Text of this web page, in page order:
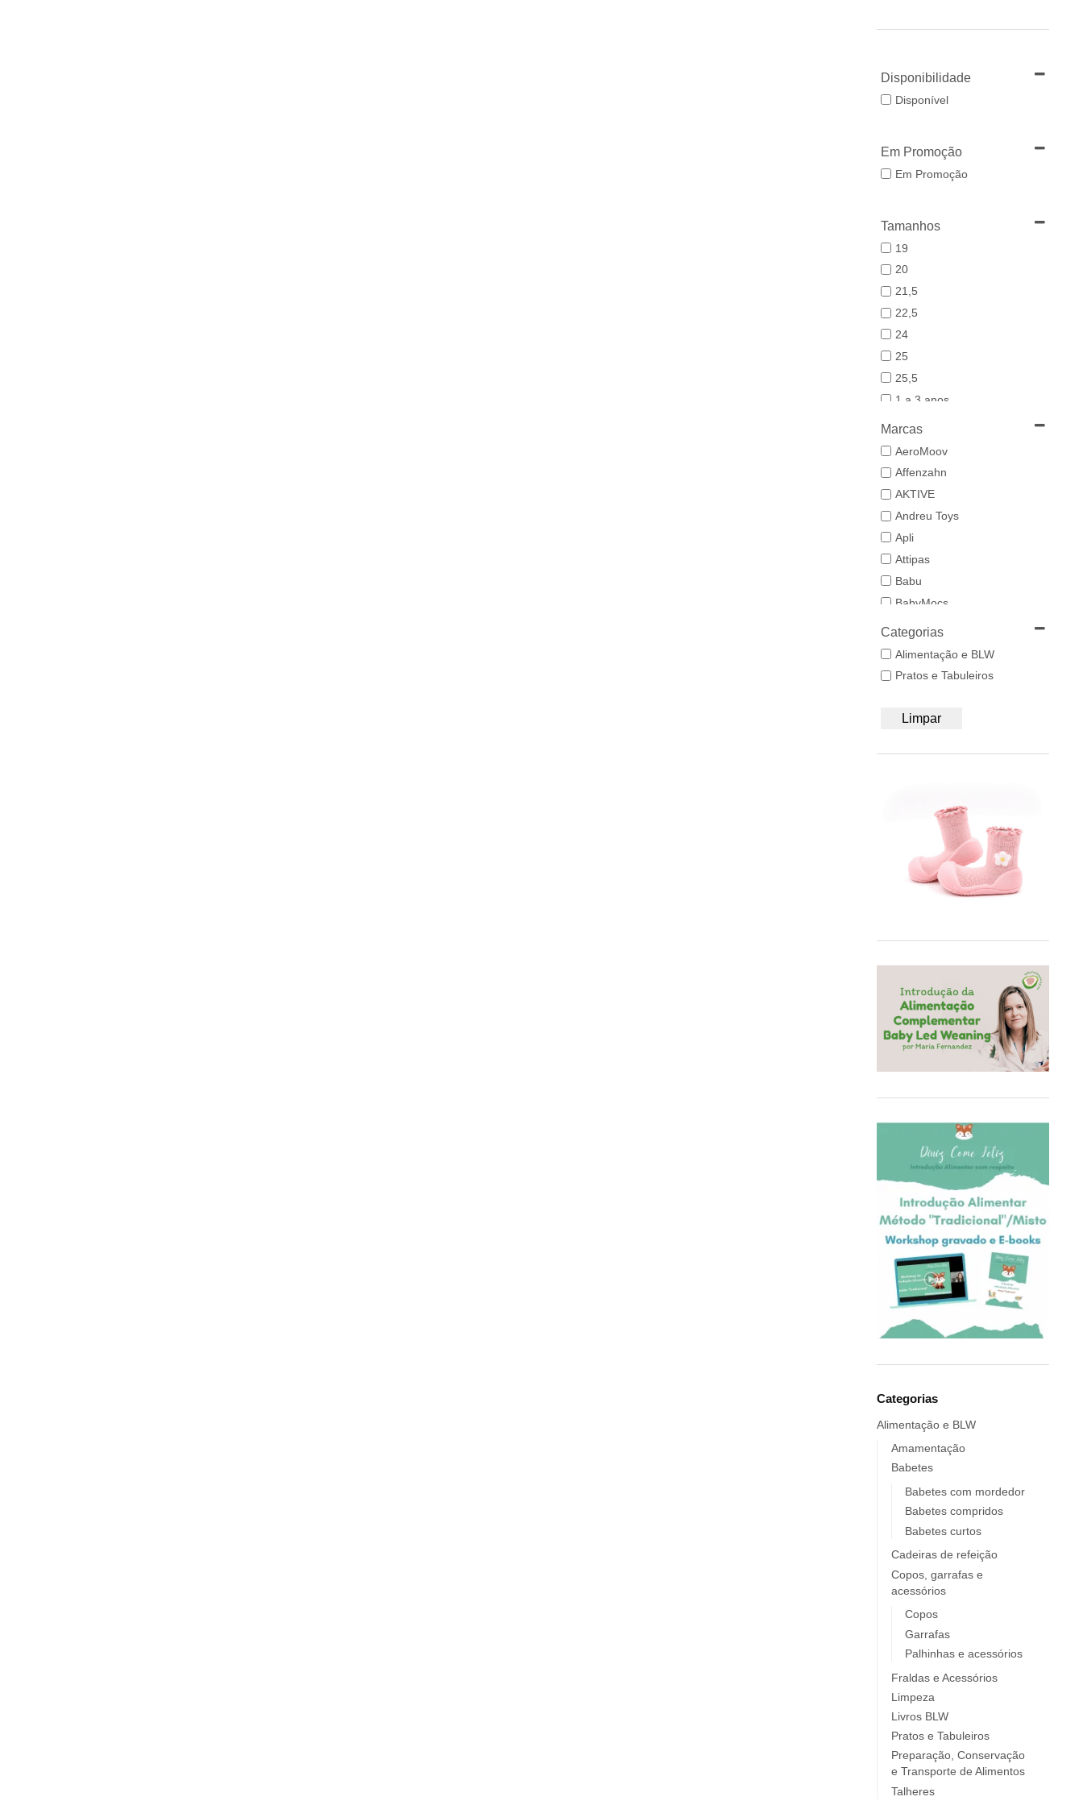
Disponibilidade
Disponível
Em Promoção
Em Promoção
Tamanhos
19
20
21,5
22,5
24
25
25,5
1 a 3 anos
29/30
3 a 6 anos
31
50/56
Marcas
AeroMoov
Affenzahn
AKTIVE
Andreu Toys
Apli
Attipas
Babu
BabyMocs
Babywoods
BAZAR BIZAR
Bblüv
BiOBUDDi
Bobbi Ravioli
Bodywear Beeren
BOHOPANNA
Carl Oscar®
Cayro
Chilly's
COQ6GRUE
Cra-Z-Art
Crealign
Cubbies
Delphin
Delta Children
DoddleBags
Doidy Cup®
EBULOBO
ECO Brotbox
eco rascals
Eigenart
El Saquitos de la Salud
Elobra KIDS
Endro
Europrice
Everyday Baby
ezpz
Fidella
FIIL
FRESK
FÜRNIS
Gloop
Goula
Grabease
grums
Haakaa
HappyBear Diapers
Categorias
Alimentação e BLW
Pratos e Tabuleiros
Limpar
Categorias
Alimentação e BLW
Amamentação
Babetes
Babetes com mordedor
Babetes compridos
Babetes curtos
Cadeiras de refeição
Copos, garrafas e
acessórios
Copos
Garrafas
Palhinhas e acessórios
Fraldas e Acessórios
Limpeza
Livros BLW
Pratos e Tabuleiros
Preparação, Conservação
e Transporte de Alimentos
Talheres